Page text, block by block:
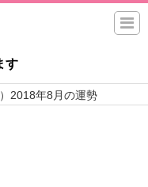
す
2018年8月の運勢